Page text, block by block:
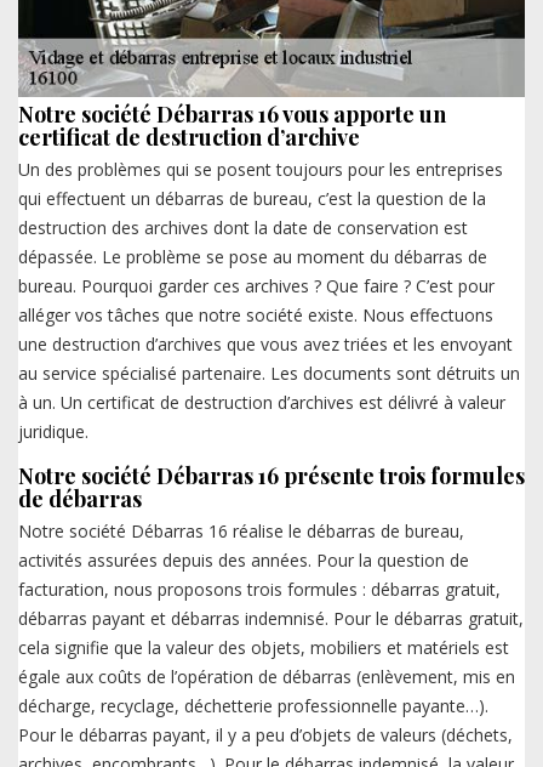
Notre société Débarras 16 vous apporte un
certificat de destruction d’archive
Un des problèmes qui se posent toujours pour les entreprises
qui effectuent un débarras de bureau, c’est la question de la
destruction des archives dont la date de conservation est
dépassée. Le problème se pose au moment du débarras de
bureau. Pourquoi garder ces archives ? Que faire ? C’est pour
alléger vos tâches que notre société existe. Nous effectuons
une destruction d’archives que vous avez triées et les envoyant
au service spécialisé partenaire. Les documents sont détruits un
à un. Un certificat de destruction d’archives est délivré à valeur
juridique.
Notre société Débarras 16 présente trois formules
de débarras
Notre société Débarras 16 réalise le débarras de bureau,
activités assurées depuis des années. Pour la question de
facturation, nous proposons trois formules : débarras gratuit,
débarras payant et débarras indemnisé. Pour le débarras gratuit,
cela signifie que la valeur des objets, mobiliers et matériels est
égale aux coûts de l’opération de débarras (enlèvement, mis en
décharge, recyclage, déchetterie professionnelle payante…).
Pour le débarras payant, il y a peu d’objets de valeurs (déchets,